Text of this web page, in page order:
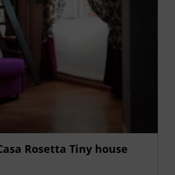
Rosetta Tiny house